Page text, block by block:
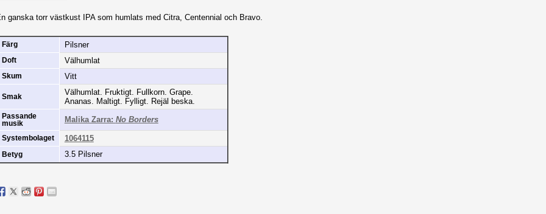
ganska torr västkust IPA som humlats med Citra, Centennial och Bravo.
Färg Pilsner
Doft Välhumlat
Skum Vitt
Smak
Välhumlat. Fruktigt. Fullkorn. Grape.
Ananas. Maltigt. Fylligt. Rejäl beska.
Passande
musik
Malika Zarra: No Borders
Systembolaget 1064115
Betyg 3.5 Pilsner